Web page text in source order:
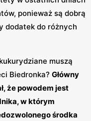
ponieważ są dobrą
dodatek do różnych
muszą
Biedronka? Główny
że powodem jest
w którym
środka